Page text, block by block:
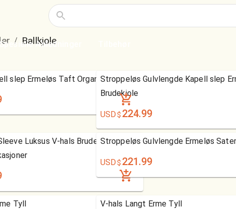
Spesielle Anledninger
/ Ballkjole
slep Ermeløs Taft OrganzaStroppeløs Gulvlengde Kapell slep
Brudekjole
USD$ 224.99
Luksus V-hals Brudekjole WithStroppeløs Gulvlengde Ermeløs
USD$ 221.99
Tyll V-hals Langt Erme Tyll